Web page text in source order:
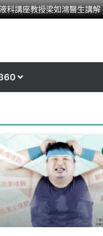
科講座教授梁如鴻醫生講
Page